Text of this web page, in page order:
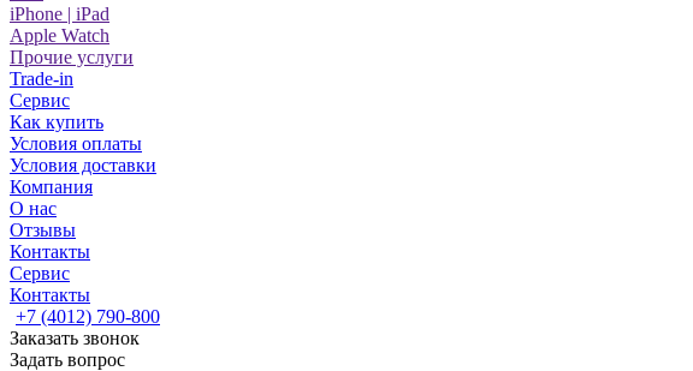
iPhone | iPad
Apple Watch
Прочие услуги
Trade-in
Сервис
Как купить
Условия оплаты
Условия доставки
Компания
О нас
Отзывы
Контакты
Сервис
Контакты
+7 (4012) 790-800
Заказать звонок
Задать вопрос